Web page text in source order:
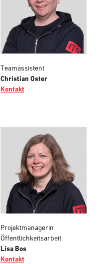
Teamassistent
Christian Oster
Kontakt
Projektmanagerin
Öffentlichkeitsarbeit
Lisa Bos
Kontakt